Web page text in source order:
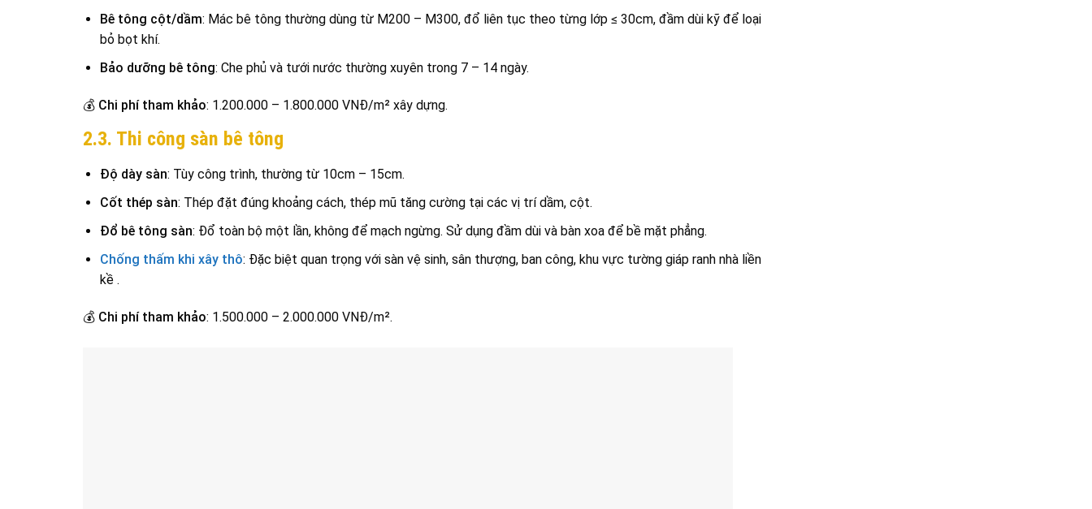
Bê tông cột/dầm: Mác bê tông thường dùng từ M200 – M300, đổ liên tục theo từng lớp ≤ 30cm, đầm dùi kỹ để loại
bỏ bọt khí.
Bảo dưỡng bê tông: Che phủ và tưới nước thường xuyên trong 7 – 14 ngày.
💰 Chi phí tham khảo: 1.200.000 – 1.800.000 VNĐ/m² xây dựng.
2.3. Thi công sàn bê tông
Độ dày sàn: Tùy công trình, thường từ 10cm – 15cm.
Cốt thép sàn: Thép đặt đúng khoảng cách, thép mũ tăng cường tại các vị trí dầm, cột.
Đổ bê tông sàn: Đổ toàn bộ một lần, không để mạch ngừng. Sử dụng đầm dùi và bàn xoa để bề mặt phẳng.
Chống thấm khi xây thô: Đặc biệt quan trọng với sàn vệ sinh, sân thượng, ban công, khu vực tường giáp ranh nhà liền
kề .
💰 Chi phí tham khảo: 1.500.000 – 2.000.000 VNĐ/m².